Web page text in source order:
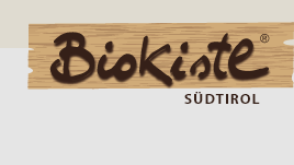
Hauptinhalt springen
Zur Suche springen
Zur Hauptnavigation springen